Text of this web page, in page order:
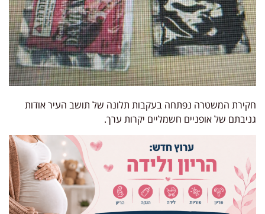
חקירת המשטרה נפתחה בעקבות תלונה של תושב העיר אודות
גניבתם של אופניים חשמליים יקרות ערך.